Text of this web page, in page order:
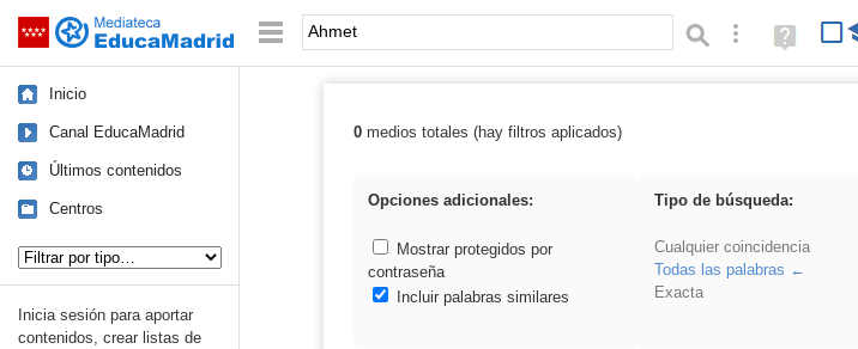
Saltar navegación Palabra o frase: Búsqueda avanzada
Ayuda
(en
Inicio
Canal EducaMadrid
Últimos contenidos
Centros
Inicia sesión para aportar
contenidos, crear listas de
Resultados de: Ahmet
0medios totales (hay filtros aplicados)
Opciones adicionales:
Mostrar protegidos por
contraseña
Incluir palabras similares
Tipo de búsqueda:
Cualquier coincidencia
Todas las palabras
Exacta